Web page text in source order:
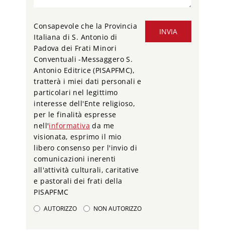
INVIA
Consapevole che la Provincia
Italiana di S. Antonio di
Padova dei Frati Minori
Conventuali -Messaggero S.
Antonio Editrice (PISAPFMC),
tratterà i miei dati personali e
particolari nel legittimo
interesse dell'Ente religioso,
per le finalità espresse
nell'informativa da me
visionata, esprimo il mio
libero consenso per l'invio di
comunicazioni inerenti
all'attività culturali, caritative
e pastorali dei frati della
PISAPFMC
AUTORIZZO NON AUTORIZZO